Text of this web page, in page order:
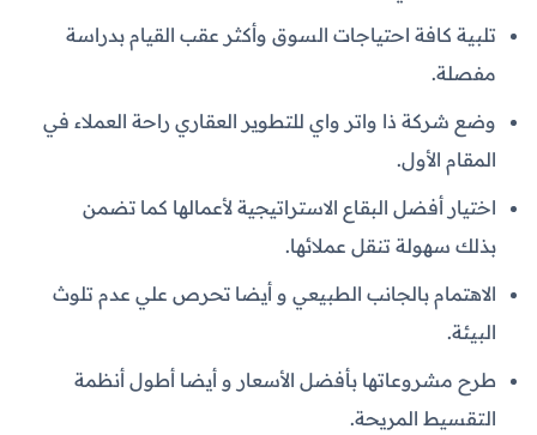
تلبية كافة احتياجات السوق وأكثر عقب القيام بدراسة
مفصلة.
وضع شركة ذا واتر واي للتطوير العقاري راحة العملاء في
المقام الأول.
اختيار أفضل البقاع الاستراتيجية لأعمالها كما تضمن
بذلك سهولة تنقل عملائها.
الاهتمام بالجانب الطبيعي و أيضا تحرص علي عدم تلوث
البيئة.
طرح مشروعاتها بأفضل الأسعار و أيضا أطول أنظمة
التقسيط المريحة.